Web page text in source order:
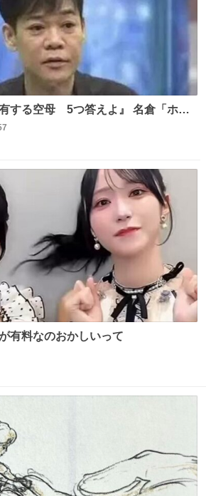
空母 5つ答えよ』 名倉「ホン
有料なのおかしいって